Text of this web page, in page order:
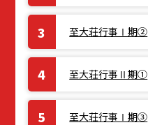
至大荘行事Ⅰ期②
至大荘行事Ⅱ期①
至大荘行事Ⅰ期③